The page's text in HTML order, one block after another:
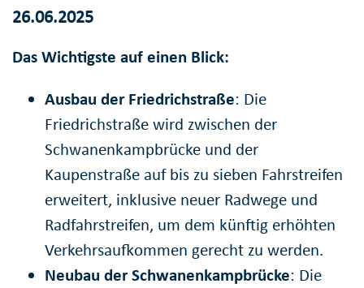
26.06.2025
Das Wichtigste auf einen Blick:
Ausbau der Friedrichstraße: Die
Friedrichstraße wird zwischen der
Schwanenkampbrücke und der
Kaupenstraße auf bis zu sieben Fahrstreifen
erweitert, inklusive neuer Radwege und
Radfahrstreifen, um dem künftig erhöhten
Verkehrsaufkommen gerecht zu werden.
Neubau der Schwanenkampbrücke: Die